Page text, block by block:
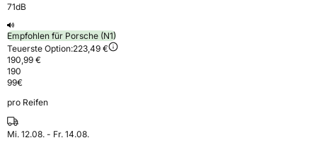
71dB
Empfohlen für Porsche (N1)
Teuerste Option:223,49 €
190,99 €
190
99€
pro Reifen
Mi. 12.08. - Fr. 14.08.